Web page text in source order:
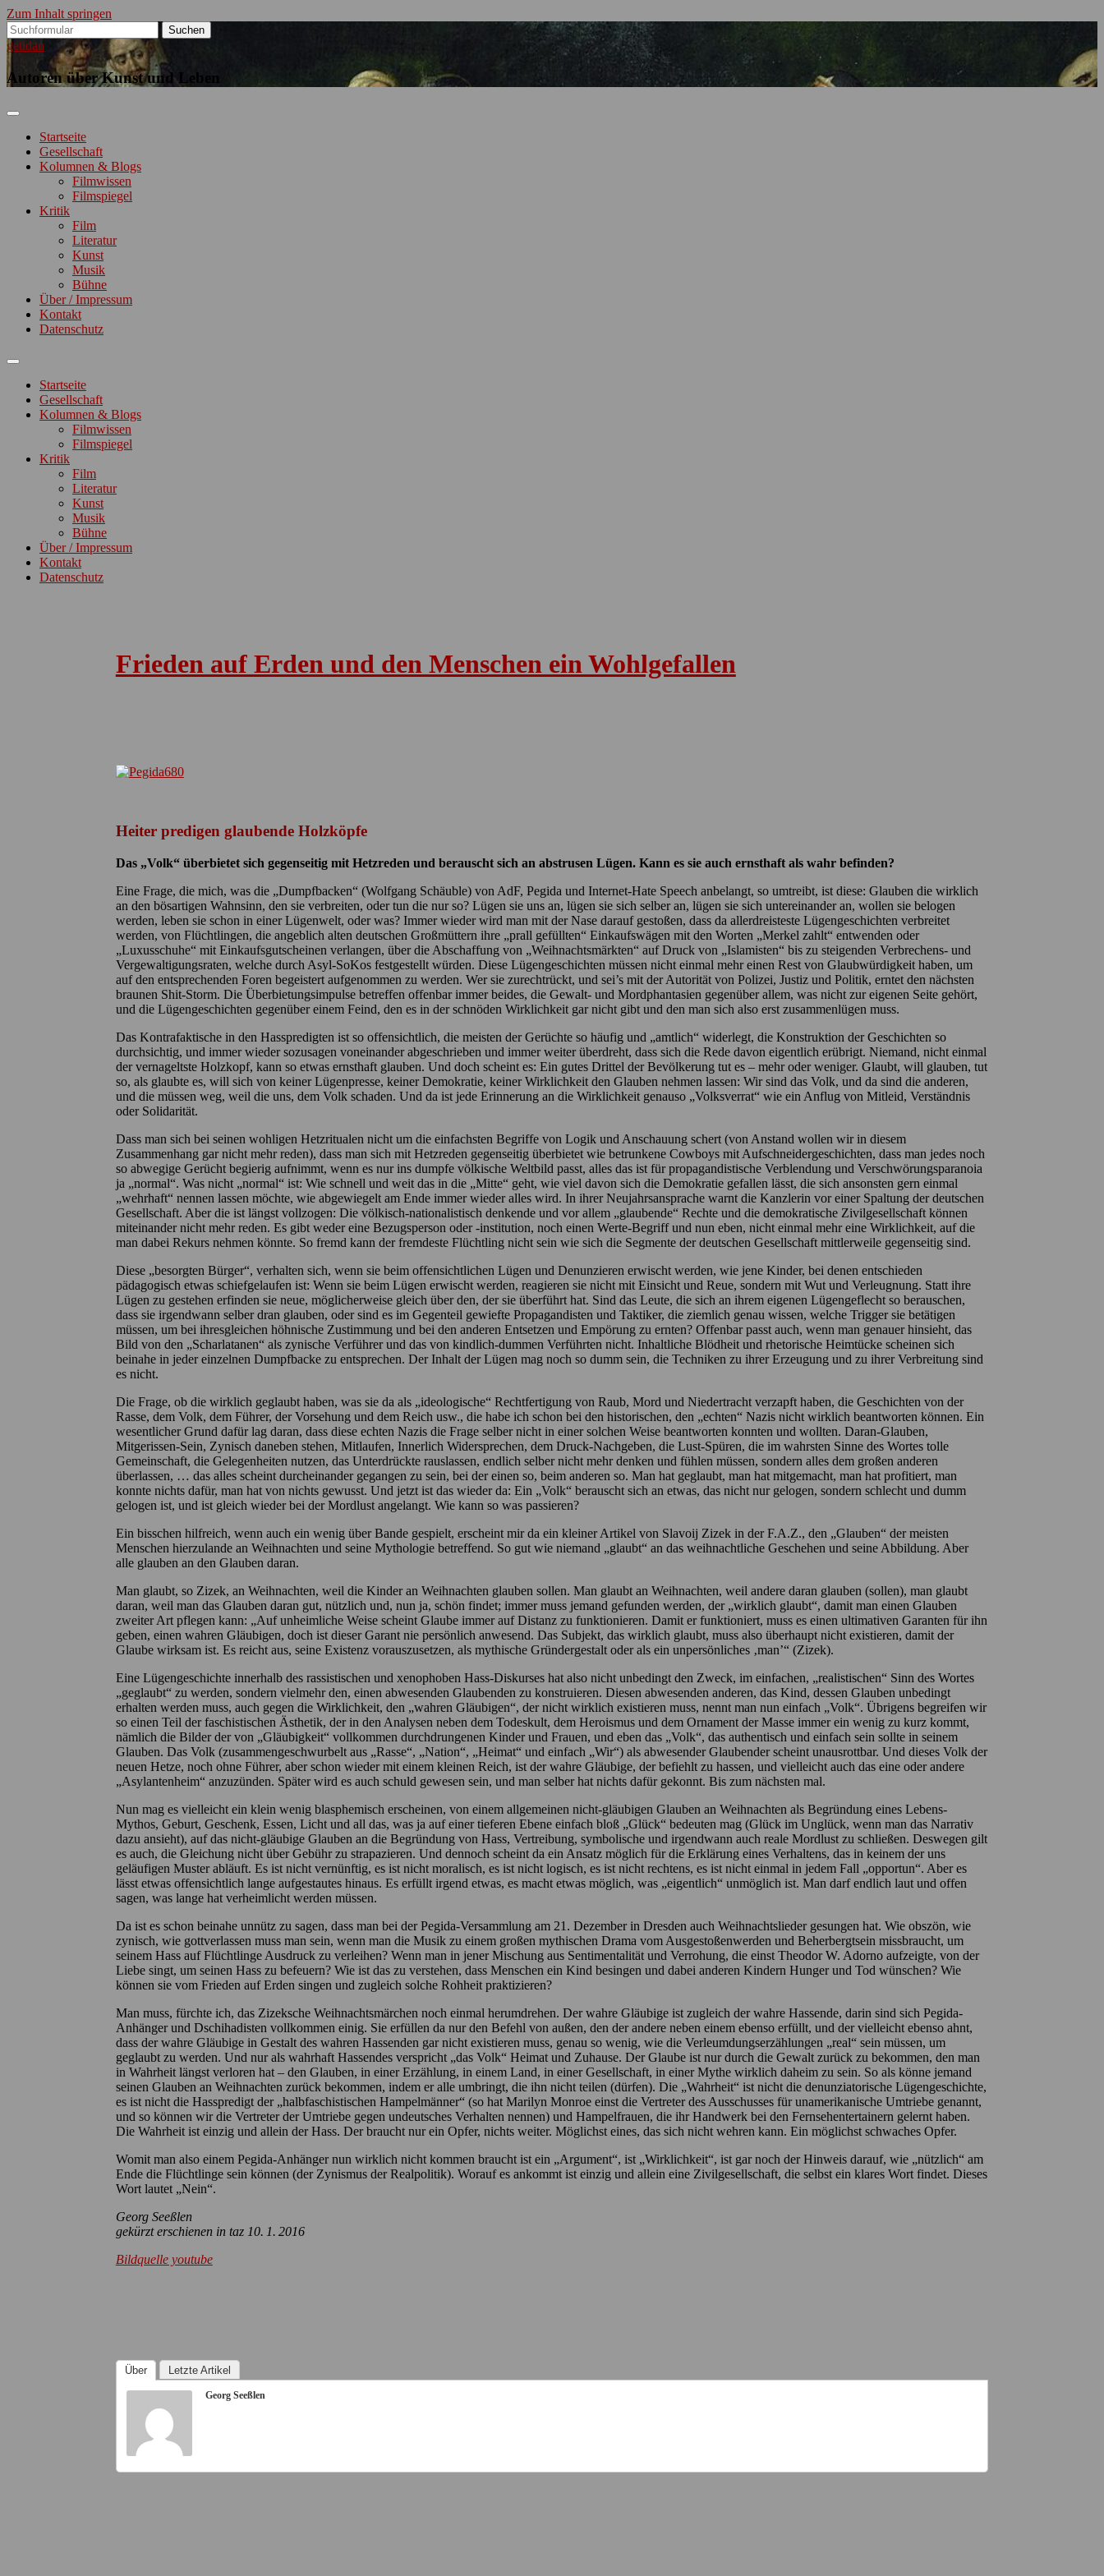
Zum Inhalt springen
Suchen
nach:
getidan
Autoren über Kunst und Leben
Startseite
Gesellschaft
Kolumnen & Blogs
Filmwissen
Filmspiegel
Kritik
Film
Literatur
Kunst
Musik
Bühne
Über / Impressum
Kontakt
Datenschutz
Suchfeld
ein-/ausblenden
Startseite
Gesellschaft
Kolumnen & Blogs
Filmwissen
Filmspiegel
Kritik
Film
Literatur
Kunst
Musik
Bühne
Über / Impressum
Kontakt
Datenschutz
Frieden auf Erden und den Menschen ein Wohlgefallen
Heiter predigen glaubende Holzköpfe
Das „Volk“ überbietet sich gegenseitig mit Hetzreden und berauscht sich an abstrusen Lügen. Kann es sie auch ernsthaft als wahr befinden?
Eine Frage, die mich, was die „Dumpfbacken“ (Wolfgang Schäuble) von AdF, Pegida und Internet-Hate Speech anbelangt, so umtreibt, ist diese: Glauben die wirklich
an den bösartigen Wahnsinn, den sie verbreiten, oder tun die nur so? Lügen sie uns an, lügen sie sich selber an, lügen sie sich untereinander an, wollen sie belogen
werden, leben sie schon in einer Lügenwelt, oder was? Immer wieder wird man mit der Nase darauf gestoßen, dass da allerdreisteste Lügengeschichten verbreitet
werden, von Flüchtlingen, die angeblich alten deutschen Großmüttern ihre „prall gefüllten“ Einkaufswägen mit den Worten „Merkel zahlt“ entwenden oder
„Luxusschuhe“ mit Einkaufsgutscheinen verlangen, über die Abschaffung von „Weihnachtsmärkten“ auf Druck von „Islamisten“ bis zu steigenden Verbrechens- und
Vergewaltigungsraten, welche durch Asyl-SoKos festgestellt würden. Diese Lügengeschichten müssen nicht einmal mehr einen Rest von Glaubwürdigkeit haben, um
auf den entsprechenden Foren begeistert aufgenommen zu werden. Wer sie zurechtrückt, und sei’s mit der Autorität von Polizei, Justiz und Politik, erntet den nächsten
braunen Shit-Storm. Die Überbietungsimpulse betreffen offenbar immer beides, die Gewalt- und Mordphantasien gegenüber allem, was nicht zur eigenen Seite gehört,
und die Lügengeschichten gegenüber einem Feind, den es in der schnöden Wirklichkeit gar nicht gibt und den man sich also erst zusammenlügen muss.
Das Kontrafaktische in den Hasspredigten ist so offensichtlich, die meisten der Gerüchte so häufig und „amtlich“ widerlegt, die Konstruktion der Geschichten so
durchsichtig, und immer wieder sozusagen voneinander abgeschrieben und immer weiter überdreht, dass sich die Rede davon eigentlich erübrigt. Niemand, nicht einmal
der vernageltste Holzkopf, kann so etwas ernsthaft glauben. Und doch scheint es: Ein gutes Drittel der Bevölkerung tut es – mehr oder weniger. Glaubt, will glauben, tut
so, als glaubte es, will sich von keiner Lügenpresse, keiner Demokratie, keiner Wirklichkeit den Glauben nehmen lassen: Wir sind das Volk, und da sind die anderen,
und die müssen weg, weil die uns, dem Volk schaden. Und da ist jede Erinnerung an die Wirklichkeit genauso „Volksverrat“ wie ein Anflug von Mitleid, Verständnis
oder Solidarität.
Dass man sich bei seinen wohligen Hetzritualen nicht um die einfachsten Begriffe von Logik und Anschauung schert (von Anstand wollen wir in diesem
Zusammenhang gar nicht mehr reden), dass man sich mit Hetzreden gegenseitig überbietet wie betrunkene Cowboys mit Aufschneidergeschichten, dass man jedes noch
so abwegige Gerücht begierig aufnimmt, wenn es nur ins dumpfe völkische Weltbild passt, alles das ist für propagandistische Verblendung und Verschwörungsparanoia
ja „normal“. Was nicht „normal“ ist: Wie schnell und weit das in die „Mitte“ geht, wie viel davon sich die Demokratie gefallen lässt, die sich ansonsten gern einmal
„wehrhaft“ nennen lassen möchte, wie abgewiegelt am Ende immer wieder alles wird. In ihrer Neujahrsansprache warnt die Kanzlerin vor einer Spaltung der deutschen
Gesellschaft. Aber die ist längst vollzogen: Die völkisch-nationalistisch denkende und vor allem „glaubende“ Rechte und die demokratische Zivilgesellschaft können
miteinander nicht mehr reden. Es gibt weder eine Bezugsperson oder -institution, noch einen Werte-Begriff und nun eben, nicht einmal mehr eine Wirklichkeit, auf die
man dabei Rekurs nehmen könnte. So fremd kann der fremdeste Flüchtling nicht sein wie sich die Segmente der deutschen Gesellschaft mittlerweile gegenseitig sind.
Diese „besorgten Bürger“, verhalten sich, wenn sie beim offensichtlichen Lügen und Denunzieren erwischt werden, wie jene Kinder, bei denen entschieden
pädagogisch etwas schiefgelaufen ist: Wenn sie beim Lügen erwischt werden, reagieren sie nicht mit Einsicht und Reue, sondern mit Wut und Verleugnung. Statt ihre
Lügen zu gestehen erfinden sie neue, möglicherweise gleich über den, der sie überführt hat. Sind das Leute, die sich an ihrem eigenen Lügengeflecht so berauschen,
dass sie irgendwann selber dran glauben, oder sind es im Gegenteil gewiefte Propagandisten und Taktiker, die ziemlich genau wissen, welche Trigger sie betätigen
müssen, um bei ihresgleichen höhnische Zustimmung und bei den anderen Entsetzen und Empörung zu ernten? Offenbar passt auch, wenn man genauer hinsieht, das
Bild von den „Scharlatanen“ als zynische Verführer und das von kindlich-dummen Verführten nicht. Inhaltliche Blödheit und rhetorische Heimtücke scheinen sich
beinahe in jeder einzelnen Dumpfbacke zu entsprechen. Der Inhalt der Lügen mag noch so dumm sein, die Techniken zu ihrer Erzeugung und zu ihrer Verbreitung sind
es nicht.
Die Frage, ob die wirklich geglaubt haben, was sie da als „ideologische“ Rechtfertigung von Raub, Mord und Niedertracht verzapft haben, die Geschichten von der
Rasse, dem Volk, dem Führer, der Vorsehung und dem Reich usw., die habe ich schon bei den historischen, den „echten“ Nazis nicht wirklich beantworten können. Ein
wesentlicher Grund dafür lag daran, dass diese echten Nazis die Frage selber nicht in einer solchen Weise beantworten konnten und wollten. Daran-Glauben,
Mitgerissen-Sein, Zynisch daneben stehen, Mitlaufen, Innerlich Widersprechen, dem Druck-Nachgeben, die Lust-Spüren, die im wahrsten Sinne des Wortes tolle
Gemeinschaft, die Gelegenheiten nutzen, das Unterdrückte rauslassen, endlich selber nicht mehr denken und fühlen müssen, sondern alles dem großen anderen
überlassen, … das alles scheint durcheinander gegangen zu sein, bei der einen so, beim anderen so. Man hat geglaubt, man hat mitgemacht, man hat profitiert, man
konnte nichts dafür, man hat von nichts gewusst. Und jetzt ist das wieder da: Ein „Volk“ berauscht sich an etwas, das nicht nur gelogen, sondern schlecht und dumm
gelogen ist, und ist gleich wieder bei der Mordlust angelangt. Wie kann so was passieren?
Ein bisschen hilfreich, wenn auch ein wenig über Bande gespielt, erscheint mir da ein kleiner Artikel von Slavoij Zizek in der F.A.Z., den „Glauben“ der meisten
Menschen hierzulande an Weihnachten und seine Mythologie betreffend. So gut wie niemand „glaubt“ an das weihnachtliche Geschehen und seine Abbildung. Aber
alle glauben an den Glauben daran.
Man glaubt, so Zizek, an Weihnachten, weil die Kinder an Weihnachten glauben sollen. Man glaubt an Weihnachten, weil andere daran glauben (sollen), man glaubt
daran, weil man das Glauben daran gut, nützlich und, nun ja, schön findet; immer muss jemand gefunden werden, der „wirklich glaubt“, damit man einen Glauben
zweiter Art pflegen kann: „Auf unheimliche Weise scheint Glaube immer auf Distanz zu funktionieren. Damit er funktioniert, muss es einen ultimativen Garanten für ihn
geben, einen wahren Gläubigen, doch ist dieser Garant nie persönlich anwesend. Das Subjekt, das wirklich glaubt, muss also überhaupt nicht existieren, damit der
Glaube wirksam ist. Es reicht aus, seine Existenz vorauszusetzen, als mythische Gründergestalt oder als ein unpersönliches ‚man’“ (Zizek).
Eine Lügengeschichte innerhalb des rassistischen und xenophoben Hass-Diskurses hat also nicht unbedingt den Zweck, im einfachen, „realistischen“ Sinn des Wortes
„geglaubt“ zu werden, sondern vielmehr den, einen abwesenden Glaubenden zu konstruieren. Diesen abwesenden anderen, das Kind, dessen Glauben unbedingt
erhalten werden muss, auch gegen die Wirklichkeit, den „wahren Gläubigen“, der nicht wirklich existieren muss, nennt man nun einfach „Volk“. Übrigens begreifen wir
so einen Teil der faschistischen Ästhetik, der in den Analysen neben dem Todeskult, dem Heroismus und dem Ornament der Masse immer ein wenig zu kurz kommt,
nämlich die Bilder der von „Gläubigkeit“ vollkommen durchdrungenen Kinder und Frauen, und eben das „Volk“, das authentisch und einfach sein sollte in seinem
Glauben. Das Volk (zusammengeschwurbelt aus „Rasse“, „Nation“, „Heimat“ und einfach „Wir“) als abwesender Glaubender scheint unausrottbar. Und dieses Volk der
neuen Hetze, noch ohne Führer, aber schon wieder mit einem kleinen Reich, ist der wahre Gläubige, der befiehlt zu hassen, und vielleicht auch das eine oder andere
„Asylantenheim“ anzuzünden. Später wird es auch schuld gewesen sein, und man selber hat nichts dafür gekonnt. Bis zum nächsten mal.
Nun mag es vielleicht ein klein wenig blasphemisch erscheinen, von einem allgemeinen nicht-gläubigen Glauben an Weihnachten als Begründung eines Lebens-
Mythos, Geburt, Geschenk, Essen, Licht und all das, was ja auf einer tieferen Ebene einfach bloß „Glück“ bedeuten mag (Glück im Unglück, wenn man das Narrativ
dazu ansieht), auf das nicht-gläubige Glauben an die Begründung von Hass, Vertreibung, symbolische und irgendwann auch reale Mordlust zu schließen. Deswegen gilt
es auch, die Gleichung nicht über Gebühr zu strapazieren. Und dennoch scheint da ein Ansatz möglich für die Erklärung eines Verhaltens, das in keinem der uns
geläufigen Muster abläuft. Es ist nicht vernünftig, es ist nicht moralisch, es ist nicht logisch, es ist nicht rechtens, es ist nicht einmal in jedem Fall „opportun“. Aber es
lässt etwas offensichtlich lange aufgestautes hinaus. Es erfüllt irgend etwas, es macht etwas möglich, was „eigentlich“ unmöglich ist. Man darf endlich laut und offen
sagen, was lange hat verheimlicht werden müssen.
Da ist es schon beinahe unnütz zu sagen, dass man bei der Pegida-Versammlung am 21. Dezember in Dresden auch Weihnachtslieder gesungen hat. Wie obszön, wie
zynisch, wie gottverlassen muss man sein, wenn man die Musik zu einem großen mythischen Drama vom Ausgestoßenwerden und Beherbergtsein missbraucht, um
seinem Hass auf Flüchtlinge Ausdruck zu verleihen? Wenn man in jener Mischung aus Sentimentalität und Verrohung, die einst Theodor W. Adorno aufzeigte, von der
Liebe singt, um seinen Hass zu befeuern? Wie ist das zu verstehen, dass Menschen ein Kind besingen und dabei anderen Kindern Hunger und Tod wünschen? Wie
können sie vom Frieden auf Erden singen und zugleich solche Rohheit praktizieren?
Man muss, fürchte ich, das Zizeksche Weihnachtsmärchen noch einmal herumdrehen. Der wahre Gläubige ist zugleich der wahre Hassende, darin sind sich Pegida-
Anhänger und Dschihadisten vollkommen einig. Sie erfüllen da nur den Befehl von außen, den der andere neben einem ebenso erfüllt, und der vielleicht ebenso ahnt,
dass der wahre Gläubige in Gestalt des wahren Hassenden gar nicht existieren muss, genau so wenig, wie die Verleumdungserzählungen „real“ sein müssen, um
geglaubt zu werden. Und nur als wahrhaft Hassendes verspricht „das Volk“ Heimat und Zuhause. Der Glaube ist nur durch die Gewalt zurück zu bekommen, den man
in Wahrheit längst verloren hat – den Glauben, in einer Erzählung, in einem Land, in einer Gesellschaft, in einer Mythe wirklich daheim zu sein. So als könne jemand
seinen Glauben an Weihnachten zurück bekommen, indem er alle umbringt, die ihn nicht teilen (dürfen). Die „Wahrheit“ ist nicht die denunziatorische Lügengeschichte,
es ist nicht die Hasspredigt der „halbfaschistischen Hampelmänner“ (so hat Marilyn Monroe einst die Vertreter des Ausschusses für unamerikanische Umtriebe genannt,
und so können wir die Vertreter der Umtriebe gegen undeutsches Verhalten nennen) und Hampelfrauen, die ihr Handwerk bei den Fernsehentertainern gelernt haben.
Die Wahrheit ist einzig und allein der Hass. Der braucht nur ein Opfer, nichts weiter. Möglichst eines, das sich nicht wehren kann. Ein möglichst schwaches Opfer.
Womit man also einem Pegida-Anhänger nun wirklich nicht kommen braucht ist ein „Argument“, ist „Wirklichkeit“, ist gar noch der Hinweis darauf, wie „nützlich“ am
Ende die Flüchtlinge sein können (der Zynismus der Realpolitik). Worauf es ankommt ist einzig und allein eine Zivilgesellschaft, die selbst ein klares Wort findet. Dieses
Wort lautet „Nein“.
Georg Seeßlen
gekürzt erschienen in taz 10. 1. 2016
Bildquelle youtube
Über Letzte Artikel
Georg Seeßlen